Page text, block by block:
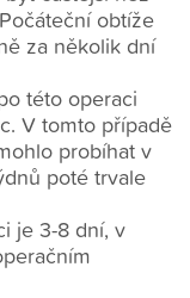
obtíže
za několik dní
této operaci
V tomto případě
probíhat v
poté trvale
je 3-8 dní, v